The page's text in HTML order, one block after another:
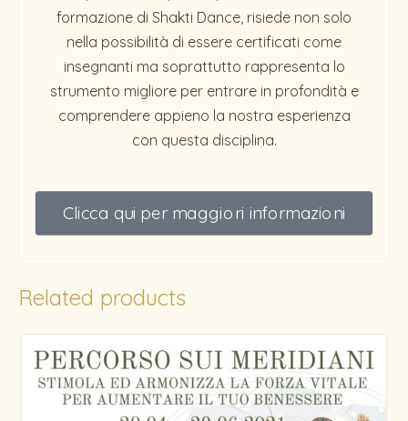
formazione di Shakti Dance, risiede non solo
nella possibilità di essere certificati come
insegnanti ma soprattutto rappresenta lo
strumento migliore per entrare in profondità e
comprendere appieno la nostra esperienza
con questa disciplina.
Clicca qui per maggiori informazioni
Related products